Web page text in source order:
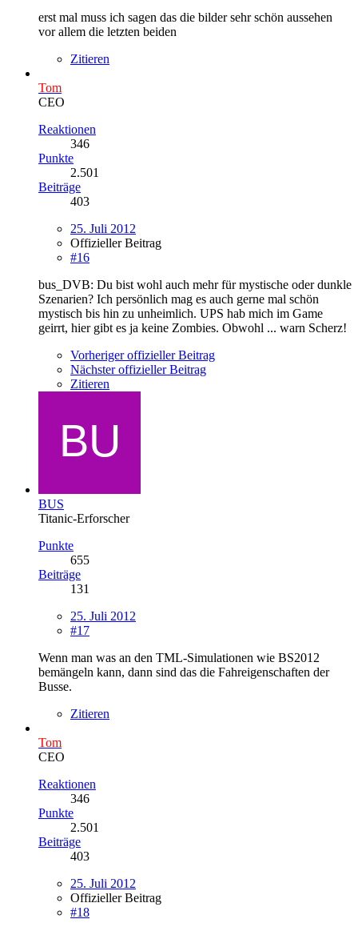
erst mal muss ich sagen das die bilder sehr schön aussehen
vor allem die letzten beiden
Zitieren
Tom
CEO
Reaktionen
346
Punkte
2.501
Beiträge
403
25. Juli 2012
Offizieller Beitrag
#16
bus_DVB: Du bist wohl auch mehr für mystische oder dunkle
Szenarien? Ich persönlich mag es auch gerne mal schön
mystisch bis hin zu unheimlich. UPS hab mich im Game
geirrt, hier gibt es ja keine Zombies. Obwohl ... warn Scherz!
Vorheriger offizieller Beitrag
Nächster offizieller Beitrag
Zitieren
BUS
Titanic-Erforscher
Punkte
655
Beiträge
131
25. Juli 2012
#17
Wenn man was an den TML-Simulationen wie BS2012
bemängeln kann, dann sind das die Fahreigenschaften der
Busse.
Zitieren
Tom
CEO
Reaktionen
346
Punkte
2.501
Beiträge
403
25. Juli 2012
Offizieller Beitrag
#18